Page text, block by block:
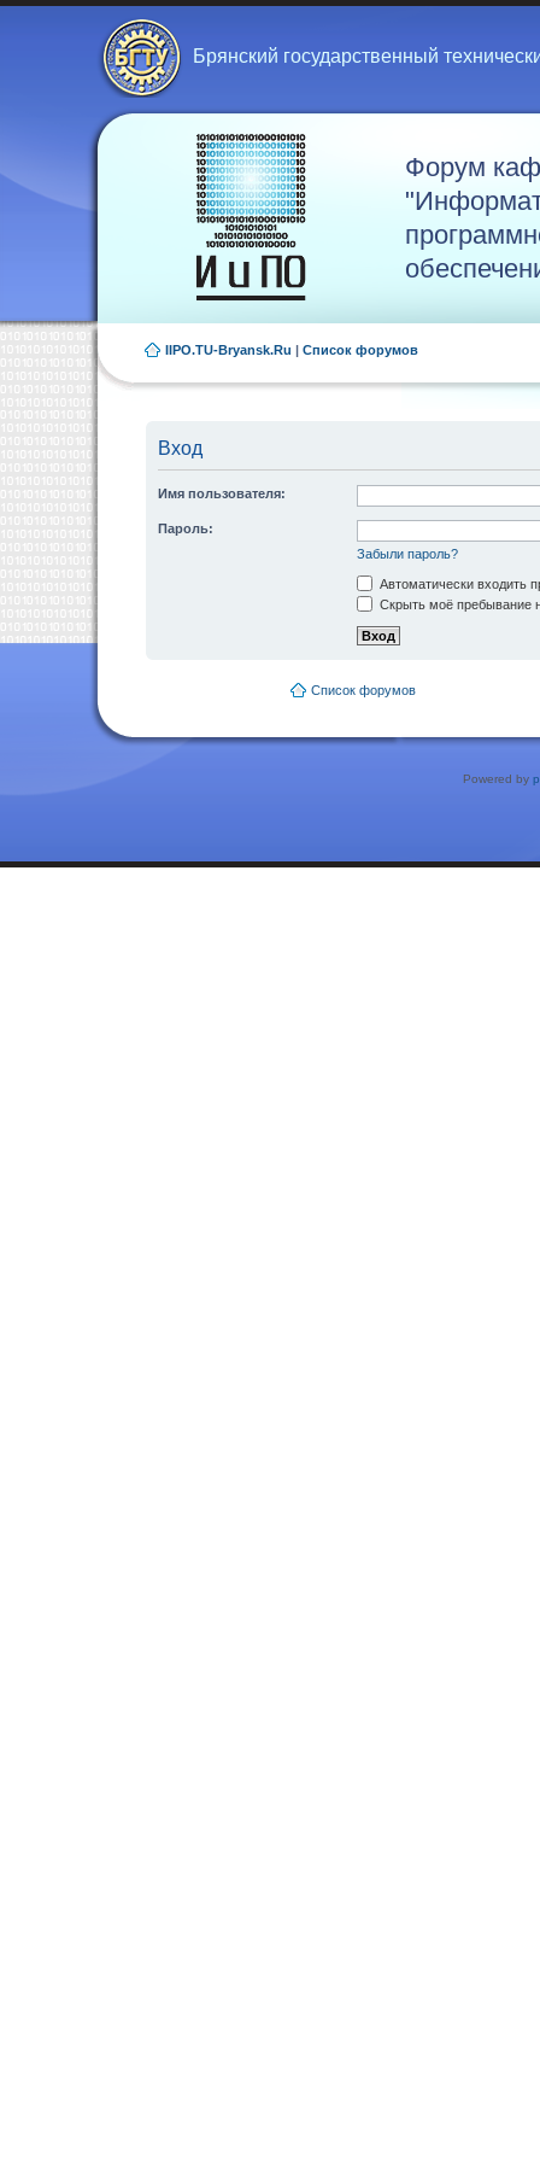
Брянский государственный
Форум
IIPO.TU-Bryansk.Ru | Список форумов
Вход
Имя пользователя:
Пароль:
Забыли пароль?
Автоматически входить
Скрыть моё пребывание
Список форумов
Powered by